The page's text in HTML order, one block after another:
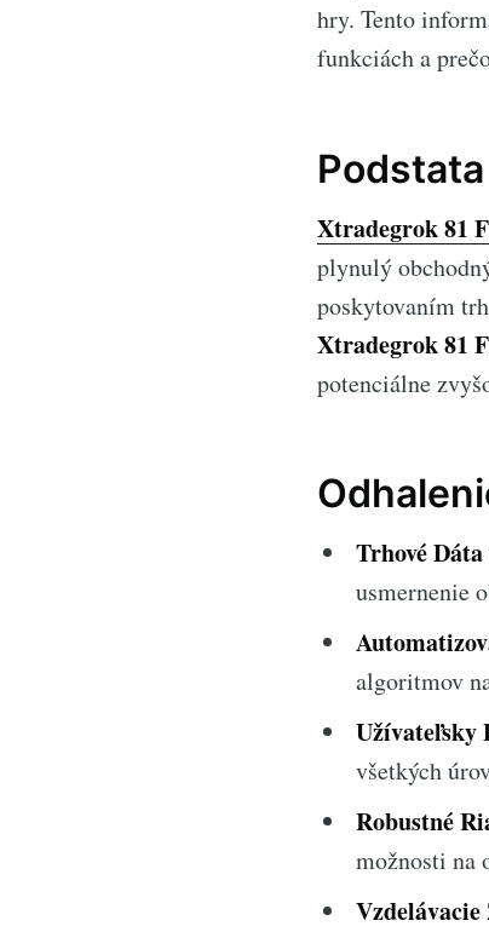
hry. Tento
funkciách a
Xtradegrok 81
plynulý
poskytovaním
Xtradegrok 81
potenciálne
Trhové
usmernenie
algoritmov
Užívateľsky
všetkých
Robustné
možnosti na